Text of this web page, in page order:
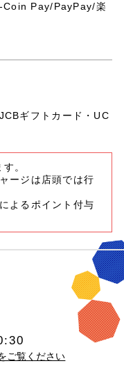
Coin Pay/PayPay/楽
ギフトカード・UC
。
ージは店頭では行
よるポイント付与
ご覧ください